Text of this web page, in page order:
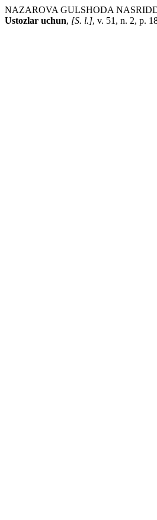
NAZAROVA GULSHODA
Ustozlar uchun, [S. l.], v. 51, n. 2, p.